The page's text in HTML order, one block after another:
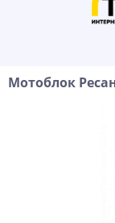
Мотоблок